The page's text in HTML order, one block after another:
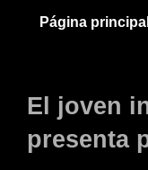
Página principal
El joven
presenta